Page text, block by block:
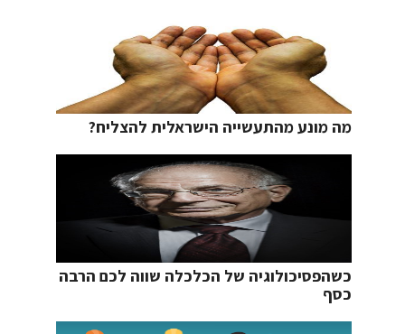
מה מונע מהתעשייה הישראלית להצליח?
כשהפסיכולוגיה של הכלכלה שווה לכם הרבה
כסף